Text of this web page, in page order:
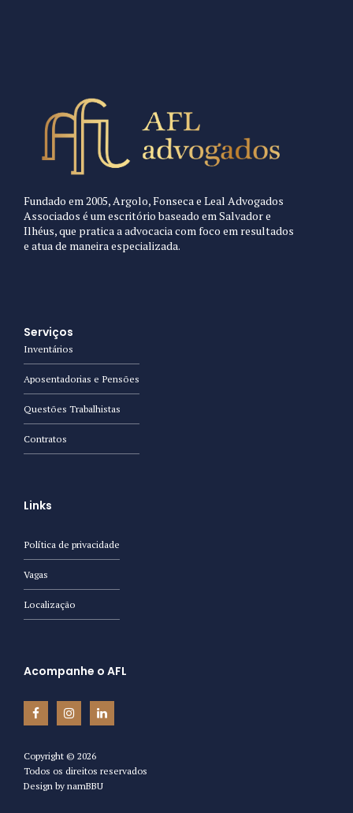
Fundado em 2005, Argolo, Fonseca e Leal Advogados
Associados é um escritório baseado em Salvador e
Ilhéus, que pratica a advocacia com foco em resultados
e atua de maneira especializada.
Serviços
Inventários
Aposentadorias e Pensões
Questões Trabalhistas
Contratos
Links
Política de privacidade
Vagas
Localização
Acompanhe o AFL
Copyright © 2026
Todos os direitos reservados
Design by namBBU